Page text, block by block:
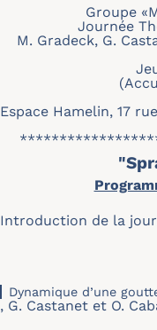
Groupe
Journée
M. Gradeck, G.
Espace Hamelin, 17
Introduction de la
Dynamique d’une
, G. Castanet et O.